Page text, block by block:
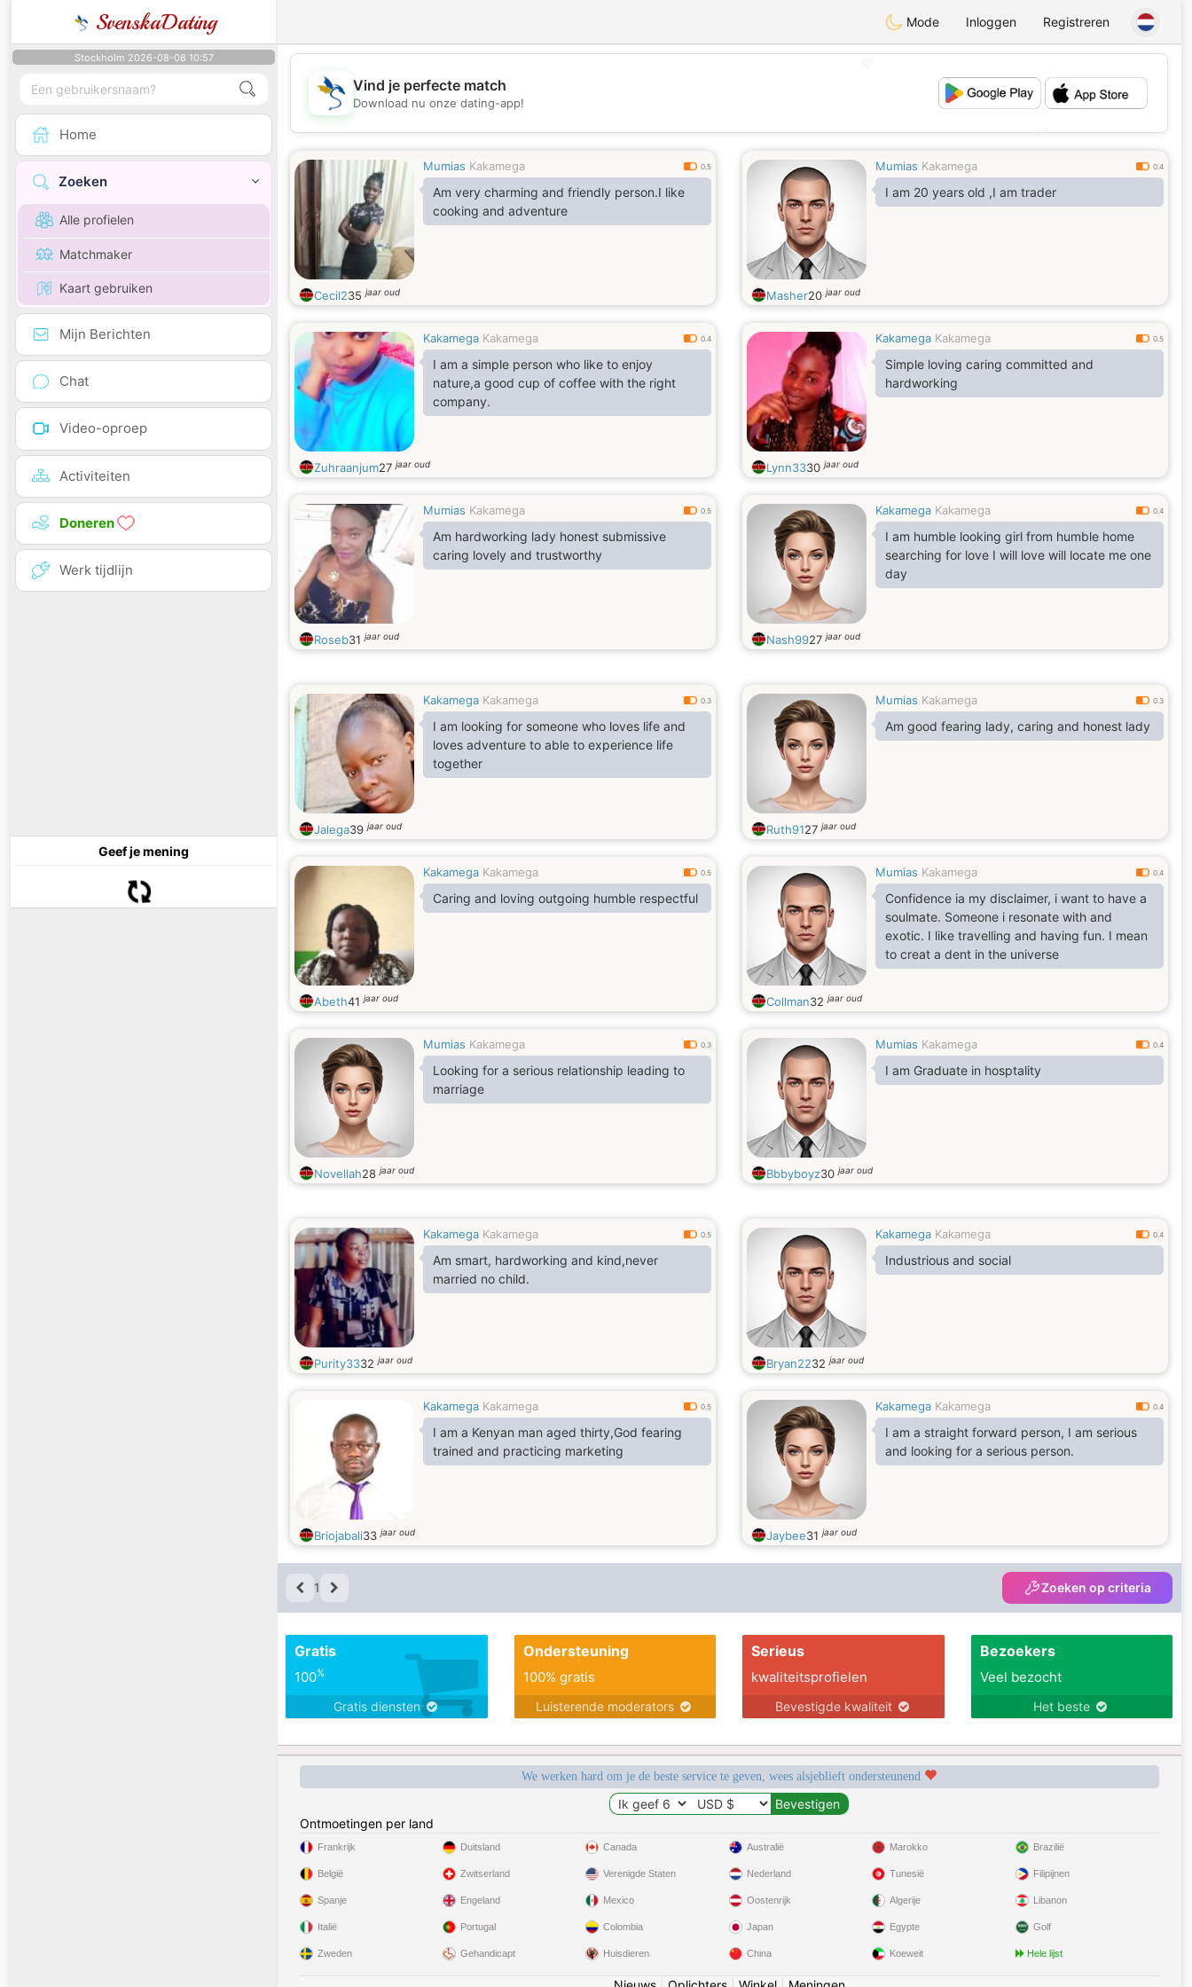
SvenskaDating Mode Inloggen Registreren
Stockholm 2026-08-08 10:57
Home
Zoeken
Alle profielen
Matchmaker
Kaart gebruiken
Mijn Berichten
Chat
Video-oproep
Activiteiten
Doneren
Werk tijdlijn
Geef je mening
💕
Vind je perfecte match
Download nu onze dating-app!
Mumias Kakamega 0.5
Am very charming and friendly person.I like
cooking and adventure
Cecil235jaar oud
Mumias Kakamega 0.4
I am 20 years old ,I am trader
Masher20jaar oud
Kakamega Kakamega 0.4
I am a simple person who like to enjoy
nature,a good cup of coffee with the right
company.
Zuhraanjum27jaar oud
Kakamega Kakamega 0.5
Simple loving caring committed and
hardworking
Lynn3330jaar oud
Mumias Kakamega 0.5
Am hardworking lady honest submissive
caring lovely and trustworthy
Roseb31jaar oud
Kakamega Kakamega 0.4
I am humble looking girl from humble home
searching for love I will love will locate me one
day
Nash9927jaar oud
Kakamega Kakamega 0.3
I am looking for someone who loves life and
loves adventure to able to experience life
together
Jalega39jaar oud
Mumias Kakamega 0.3
Am good fearing lady, caring and honest lady
Ruth9127jaar oud
Kakamega Kakamega 0.5
Caring and loving outgoing humble respectful
Abeth41jaar oud
Mumias Kakamega 0.4
Confidence ia my disclaimer, i want to have a
soulmate. Someone i resonate with and
exotic. I like travelling and having fun. I mean
to creat a dent in the universe
Collman32jaar oud
Mumias Kakamega 0.3
Looking for a serious relationship leading to
marriage
Novellah28jaar oud
Mumias Kakamega 0.4
I am Graduate in hosptality
Bbbyboyz30jaar oud
Kakamega Kakamega 0.5
Am smart, hardworking and kind,never
married no child.
Purity3332jaar oud
Kakamega Kakamega 0.4
Industrious and social
Bryan2232jaar oud
Kakamega Kakamega 0.5
I am a Kenyan man aged thirty,God fearing
trained and practicing marketing
Briojabali33jaar oud
Kakamega Kakamega 0.4
I am a straight forward person, I am serious
and looking for a serious person.
Jaybee31jaar oud
1 Zoeken op criteria
Gratis
100%
Gratis diensten
Ondersteuning
100% gratis
Luisterende moderators
Serieus
kwaliteitsprofielen
Bevestigde kwaliteit
Bezoekers
Veel bezocht
Het beste
We werken hard om je de beste service te geven, wees alsjeblieft ondersteunend
Ontmoetingen per land
Frankrijk
België
Spanje
Italië
Zweden
Duitsland
Zwitserland
Engeland
Portugal
Gehandicapt
Canada
Verenigde Staten
Mexico
Colombia
Huisdieren
Australië
Nederland
Oostenrijk
Japan
China
Marokko
Tunesië
Algerije
Egypte
Koeweit
Brazilië
Filipijnen
Libanon
Golf
Hele lijst